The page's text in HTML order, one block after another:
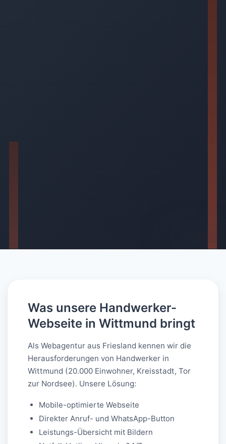
Was unsere Handwerker-
Webseite in Wittmund bringt
Als Webagentur aus Friesland kennen wir die
Herausforderungen von Handwerker in
Wittmund (20.000 Einwohner, Kreisstadt, Tor
zur Nordsee). Unsere Lösung:
Mobile-optimierte Webseite
Direkter Anruf- und WhatsApp-Button
Leistungs-Übersicht mit Bildern